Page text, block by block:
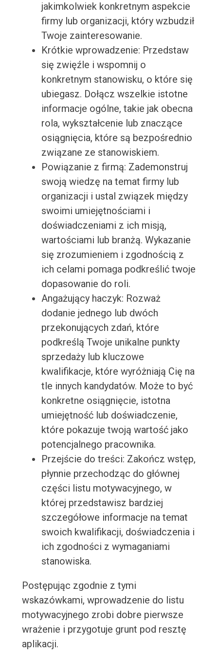
jakimkolwiek konkretnym aspekcie
firmy lub organizacji, który wzbudził
Twoje zainteresowanie.
Krótkie wprowadzenie: Przedstaw
się zwięźle i wspomnij o
konkretnym stanowisku, o które się
ubiegasz. Dołącz wszelkie istotne
informacje ogólne, takie jak obecna
rola, wykształcenie lub znaczące
osiągnięcia, które są bezpośrednio
związane ze stanowiskiem.
Powiązanie z firmą: Zademonstruj
swoją wiedzę na temat firmy lub
organizacji i ustal związek między
swoimi umiejętnościami i
doświadczeniami z ich misją,
wartościami lub branżą. Wykazanie
się zrozumieniem i zgodnością z
ich celami pomaga podkreślić twoje
dopasowanie do roli.
Angażujący haczyk: Rozważ
dodanie jednego lub dwóch
przekonujących zdań, które
podkreślą Twoje unikalne punkty
sprzedaży lub kluczowe
kwalifikacje, które wyróżniają Cię na
tle innych kandydatów. Może to być
konkretne osiągnięcie, istotna
umiejętność lub doświadczenie,
które pokazuje twoją wartość jako
potencjalnego pracownika.
Przejście do treści: Zakończ wstęp,
płynnie przechodząc do głównej
części listu motywacyjnego, w
której przedstawisz bardziej
szczegółowe informacje na temat
swoich kwalifikacji, doświadczenia i
ich zgodności z wymaganiami
stanowiska.
Postępując zgodnie z tymi
wskazówkami, wprowadzenie do listu
motywacyjnego zrobi dobre pierwsze
wrażenie i przygotuje grunt pod resztę
aplikacji.